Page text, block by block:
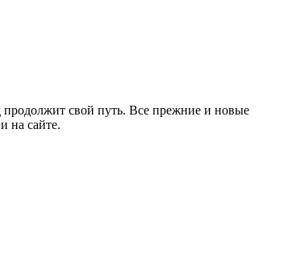
свой путь. Все прежние и новые
на сайте.